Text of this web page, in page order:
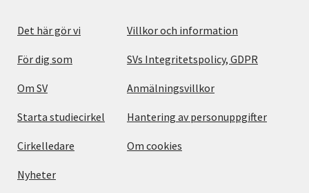
Det här gör vi
För dig som
Om SV
Starta studiecirkel
Cirkelledare
Nyheter
Villkor och information
SVs Integritetspolicy, GDPR
Anmälningsvillkor
Hantering av personuppgifter
Om cookies